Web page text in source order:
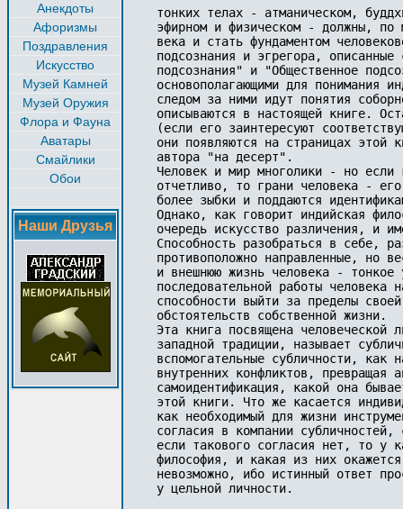
Анекдоты
Афоризмы
Поздравления
Искусство
Музей Камней
Музей Оружия
Флора и Фауна
Аватары
Смайлики
Обои
Наши Друзья
тонких телах - атманическом,
эфирном и физическом - должны,
века и стать фундаментом
подсознания и эгрегора,
подсознания" и "Общественное
основополагающими для понимания
следом за ними идут понятия
описываются в настоящей книге.
(если его заинтересуют
они появляются на страницах этой
автора "на десерт".
Человек и мир многолики - но
отчетливо, то грани человека -
более зыбки и поддаются
Однако, как говорит индийская
очередь искусство различения, и
Способность разобраться в себе,
противоположно направленные, но
и внешнюю жизнь человека -
последовательной работы
способности выйти за пределы
обстоятельств собственной жизни.
Эта книга посвящена
западной традиции, называет
вспомогательные субличности, как
внутренних конфликтов, превращая
самоидентификация, какой она
этой книги. Что же касается
как необходимый для жизни
согласия в компании
если такового согласия нет, то у
философия, и какая из них
невозможно, ибо истинный ответ
у цельной личности.